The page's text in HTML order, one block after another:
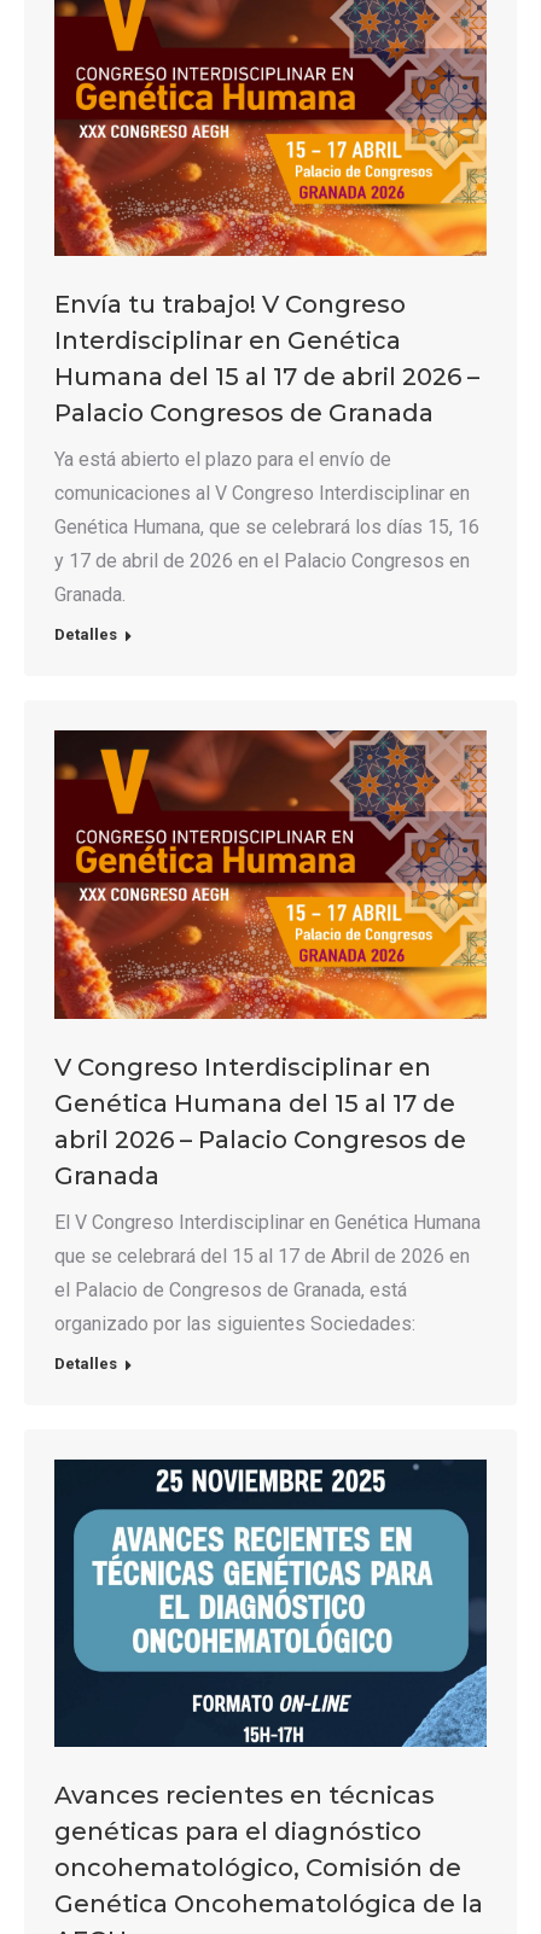
Envía tu trabajo! V Congreso
Interdisciplinar en Genética
Humana del 15 al 17 de abril 2026 –
Palacio Congresos de Granada
Ya está abierto el plazo para el envío de
comunicaciones al V Congreso Interdisciplinar en
Genética Humana, que se celebrará los días 15, 16
y 17 de abril de 2026 en el Palacio Congresos en
Granada.
Detalles
V Congreso Interdisciplinar en
Genética Humana del 15 al 17 de
abril 2026 – Palacio Congresos de
Granada
El V Congreso Interdisciplinar en Genética Humana
que se celebrará del 15 al 17 de Abril de 2026 en
el Palacio de Congresos de Granada, está
organizado por las siguientes Sociedades:
Detalles
Avances recientes en técnicas
genéticas para el diagnóstico
oncohematológico, Comisión de
Genética Oncohematológica de la